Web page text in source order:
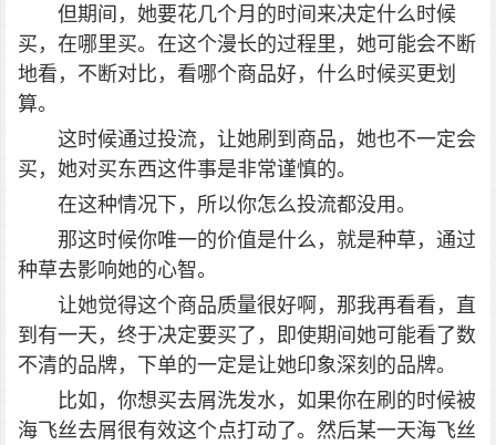
但期间，她要花几个月的时间来决定什么时候
买，在哪里买。在这个漫长的过程里，她可能会不断
地看，不断对比，看哪个商品好，什么时候买更划
算。
这时候通过投流，让她刷到商品，她也不一定会
买，她对买东西这件事是非常谨慎的。
在这种情况下，所以你怎么投流都没用。
那这时候你唯一的价值是什么，就是种草，通过
种草去影响她的心智。
让她觉得这个商品质量很好啊，那我再看看，直
到有一天，终于决定要买了，即使期间她可能看了数
不清的品牌，下单的一定是让她印象深刻的品牌。
比如，你想买去屑洗发水，如果你在刷的时候被
海飞丝去屑很有效这个点打动了。然后某一天海飞丝